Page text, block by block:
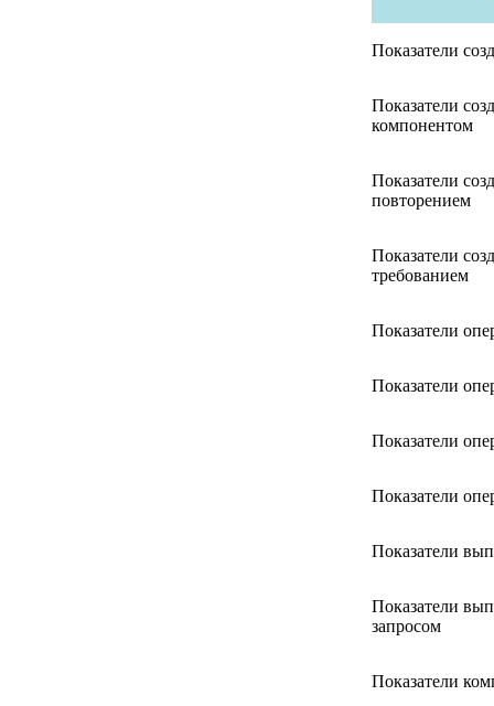
Показатели
Показатели
компонентом
Показатели
повторением
Показатели
требованием
Показатели
Показатели
Показатели
Показатели
Показатели
Показатели
запросом
Показатели